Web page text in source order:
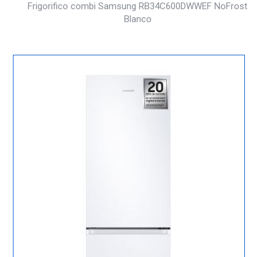
Frigorifico combi Samsung RB34C600DWWEF NoFrost
Blanco